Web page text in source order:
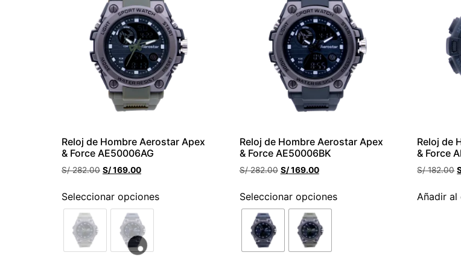
Reloj de Hombre Aerostar Apex
& Force AE50006AG
S/282.00 S/169.00
Seleccionar opciones
Reloj de Hombre Aerostar Apex
& Force AE50006BK
S/282.00 S/169.00
Seleccionar opciones
Reloj de
& Force
S/182.00
Añadir al